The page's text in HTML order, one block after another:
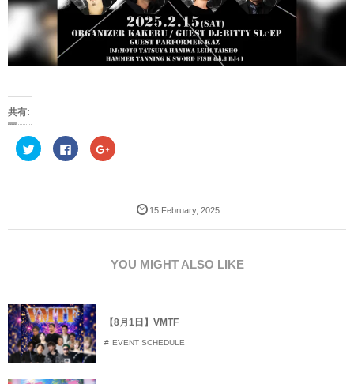
共有:
ク
リ
t
新
し
い
ウ
ィ
ン
ド
ウ
F
a
共
ッ
ク
し
て
く
だ
さ
い
ク
リ
g
+
で
し
い
ィ
ウ
15 February, 2025
YOU MIGHT ALSO LIKE
【8月1日】VMTF
EVENT SCHEDULE